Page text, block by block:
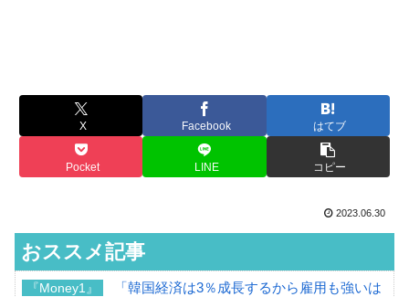
X Facebook はてブ
Pocket LINE コピー
2023.06.30
おススメ記事
『Money1』
「韓国経済は3％成長するから雇用も強いは